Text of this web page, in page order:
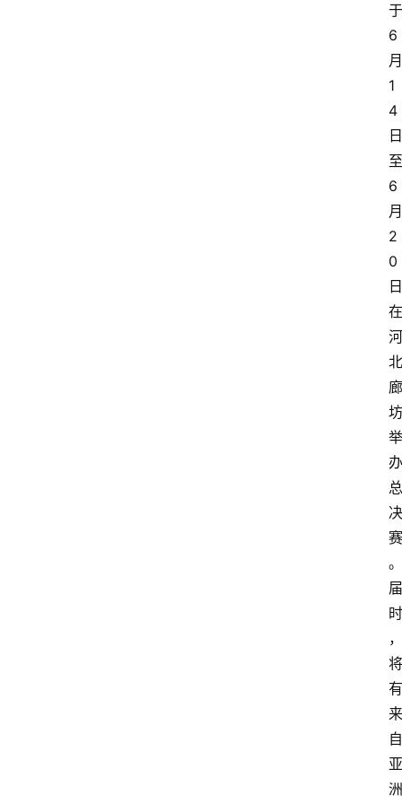
于
6
月
1
4
日
至
6
月
2
0
日
在
河
北
廊
坊
举
办
总
决
赛
。
届
时
，
将
有
来
自
亚
洲